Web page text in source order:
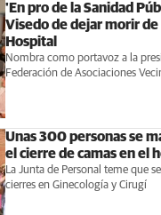
'En pro de la Sanidad
Visedo de dejar morir de
Hospital
Nombra como portavoz a la
Federación de Asociaciones
Unas 300 personas se
el cierre de camas en el
La Junta de Personal teme que
cierres en Ginecología y Cirugí